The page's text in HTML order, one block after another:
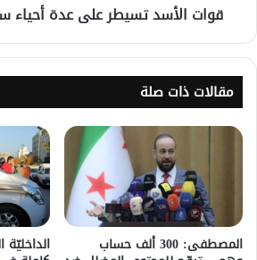
قوات الأسد تسيطر على عدة أحياء
مقالات ذات صلة
المصطفى: 300 ألف حساب